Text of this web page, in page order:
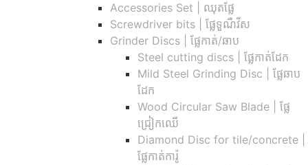
Accessories Set | ឈុតផ្លែ
Screwdriver bits | ផ្លែទួណឺវីស
Grinder Discs |​ ផ្លែកាត់/ឆាប
Steel cutting discs |​ ផ្លែកាត់ដែក
Mild Steel Grinding Disc | ផ្លែឆាប
ដែក
Wood Circular Saw Blade | ផ្លែ
ជ្រៀកឈើ
Diamond Disc for tile/concrete​ |
ផ្លែកាត់ការ៉ូ